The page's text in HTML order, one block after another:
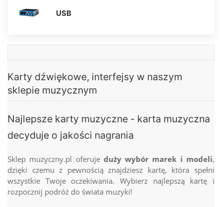
USB
Karty dźwiękowe, interfejsy w naszym
sklepie muzycznym
Najlepsze karty muzyczne - karta muzyczna
decyduje o jakości nagrania
Sklep muzyczny.pl oferuje duży wybór marek i modeli,
dzięki czemu z pewnością znajdziesz kartę, która spełni
wszystkie Twoje oczekiwania. Wybierz najlepszą kartę i
rozpocznij podróż do świata muzyki!